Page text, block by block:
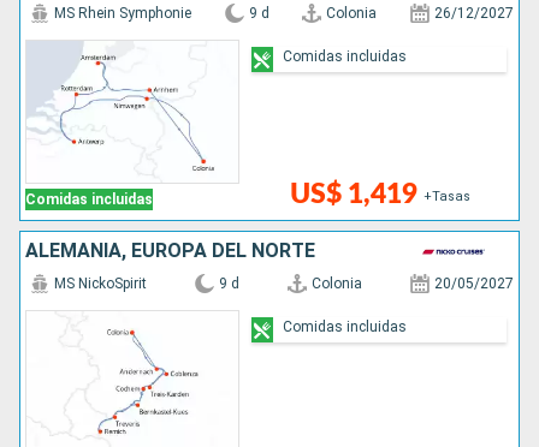
Comidas incluidas
MS Rhein Symphonie 9 d Colonia 26/12/2027
US$ 1,419 +Tasas
Comidas incluidas
ALEMANIA, EUROPA DEL NORTE
MS NickoSpirit 9 d Colonia 20/05/2027
Comidas incluidas